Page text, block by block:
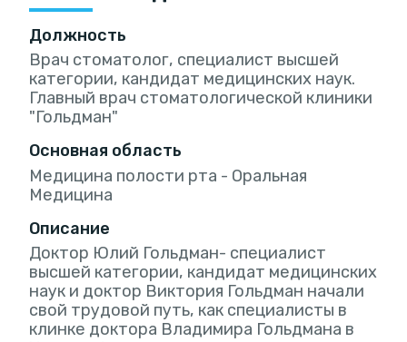
Должность
Врач стоматолог, специалист высшей
категории, кандидат медицинских наук.
Главный врач стоматологической клиники
"Гольдман"
Основная область
Медицина полости рта - Оральная
Медицина
Описание
Доктор Юлий Гольдман- специалист
высшей категории, кандидат медицинских
наук и доктор Виктория Гольдман начали
свой трудовой путь, как специалисты в
клинке доктора Владимира Гольдмана в